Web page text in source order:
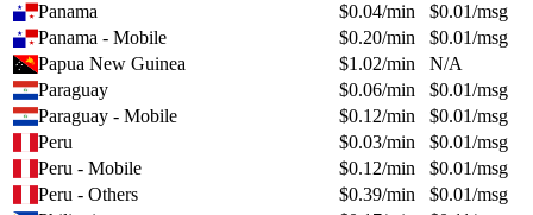
Panama
$0.04/min $0.01/msg
Panama - Mobile
$0.20/min $0.01/msg
Papua New Guinea
$1.02/min
N/A
Paraguay
$0.06/min $0.01/msg
Paraguay - Mobile
$0.12/min $0.01/msg
Peru
$0.03/min $0.01/msg
Peru - Mobile
$0.12/min $0.01/msg
Peru - Others
$0.39/min $0.01/msg